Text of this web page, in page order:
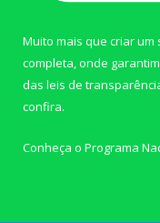
Muito mais que criar
completa, onde
das leis de
confira.
Conheça o Programa